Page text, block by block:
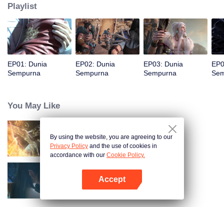
terlibat dalam perebutan kekuasaan dengan klan lain. Perjalanan kultivasi
Shi Hao membawanya ke negeri-negeri tak dikenal dan menentukan
nasibnya selanjutnya.
Playlist
EP01: Dunia
Sempurna
EP02: Dunia
Sempurna
EP03: Dunia
Sempurna
You May Like
Dunia Abadi
Battle Through the Heavens S3
By using the website, you are agreeing to our
Privacy Policy and the use of cookies in
accordance with our Cookie Policy.
Accept